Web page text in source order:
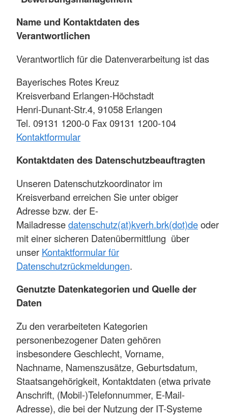
Name und Kontaktdaten des
Verantwortlichen
Verantwortlich für die Datenverarbeitung ist das
Bayerisches Rotes Kreuz
Kreisverband Erlangen-Höchstadt
Henri-Dunant-Str.4, 91058 Erlangen
Tel. 09131 1200-0 Fax 09131 1200-104
Kontaktformular
Kontaktdaten des Datenschutzbeauftragten
Unseren Datenschutzkoordinator im
Kreisverband erreichen Sie unter obiger
Adresse bzw. der E-
Mailadressedatenschutz(at)kverh.brk(dot)deoder
mit einer sicheren Datenübermittlung über
unser Kontaktformular für
Datenschutzrückmeldungen.
Genutzte Datenkategorien und Quelle der
Daten
Zu den verarbeiteten Kategorien
personenbezogener Daten gehören
insbesondere Geschlecht, Vorname,
Nachname, Namenszusätze, Geburtsdatum,
Staatsangehörigkeit, Kontaktdaten (etwa private
Anschrift, (Mobil-)Telefonnummer, E-Mail-
Adresse), die bei der Nutzung der IT-Systeme